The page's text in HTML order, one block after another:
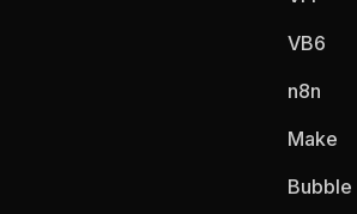
VB6
n8n
Make
Bubble